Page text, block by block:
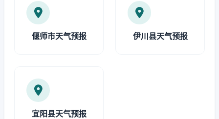
偃师市天气预报 伊川县天气预报
宜阳县天气预报